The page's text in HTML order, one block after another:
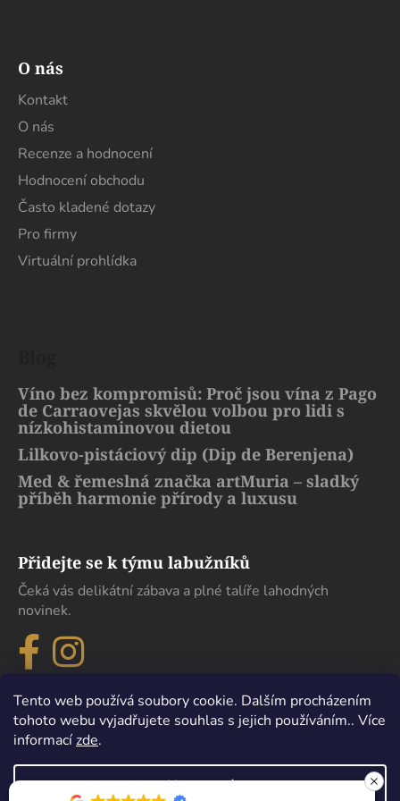
Tento web používá soubory cookie. Dalším procházením
tohoto webu vyjadřujete souhlas s jejich používáním.. Více
informacízde.
Nastavení
O nás
Kontakt
O nás
Recenze a hodnocení
Hodnocení obchodu
Často kladené dotazy
Pro firmy
Virtuální prohlídka
Víno bez kompromisů: Proč jsou vína z Pago
de Carraovejas skvělou volbou pro lidi s
nízkohistaminovou dietou
Lilkovo-pistáciový dip (Dip de Berenjena)
Med & řemeslná značka artMuria – sladký
příběh harmonie přírody a luxusu
Přidejte se k týmu labužníků
Čeká vás delikátní zábava a plné talíře lahodných
novinek.